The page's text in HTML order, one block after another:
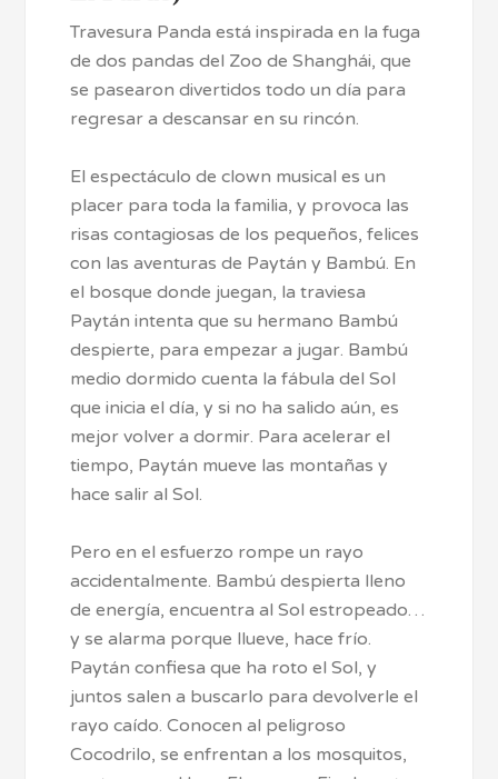
Travesura Panda está inspirada en la fuga
de dos pandas del Zoo de Shanghái, que
se pasearon divertidos todo un día para
regresar a descansar en su rincón.
El espectáculo de clown musical es un
placer para toda la familia, y provoca las
risas contagiosas de los pequeños, felices
con las aventuras de Paytán y Bambú. En
el bosque donde juegan, la traviesa
Paytán intenta que su hermano Bambú
despierte, para empezar a jugar. Bambú
medio dormido cuenta la fábula del Sol
que inicia el día, y si no ha salido aún, es
mejor volver a dormir. Para acelerar el
tiempo, Paytán mueve las montañas y
hace salir al Sol.
Pero en el esfuerzo rompe un rayo
accidentalmente. Bambú despierta lleno
de energía, encuentra al Sol estropeado…
y se alarma porque llueve, hace frío.
Paytán confiesa que ha roto el Sol, y
juntos salen a buscarlo para devolverle el
rayo caído. Conocen al peligroso
Cocodrilo, se enfrentan a los mosquitos,